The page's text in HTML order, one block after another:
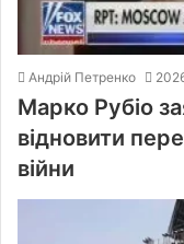
Андрій Петренко
Марко Рубіо
відновити
війни